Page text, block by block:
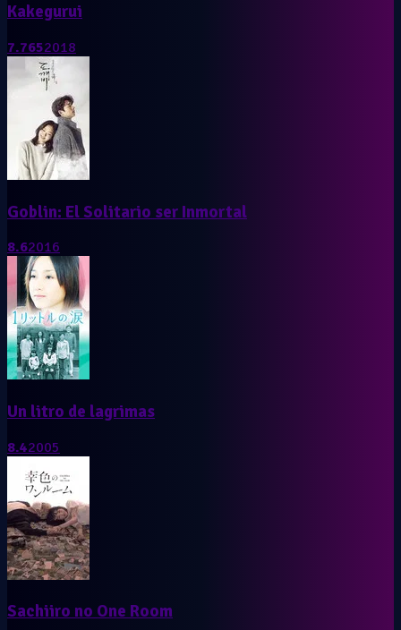
Kakegurui
7.7652018
Goblin: El Solitario ser Inmortal
8.62016
Un litro de lagrimas
8.42005
Sachiiro no One Room